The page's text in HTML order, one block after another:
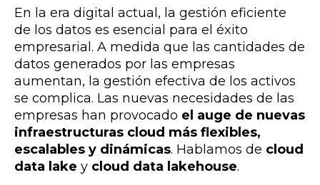
En la era digital actual, la gestión eficiente
de los datos es esencial para el éxito
empresarial. A medida que las cantidades de
datos generados por las empresas
aumentan, la gestión efectiva de los activos
se complica. Las nuevas necesidades de las
empresas han provocado el auge de nuevas
infraestructuras cloud más flexibles,
escalables y dinámicas. Hablamos de cloud
data lake y cloud data lakehouse.